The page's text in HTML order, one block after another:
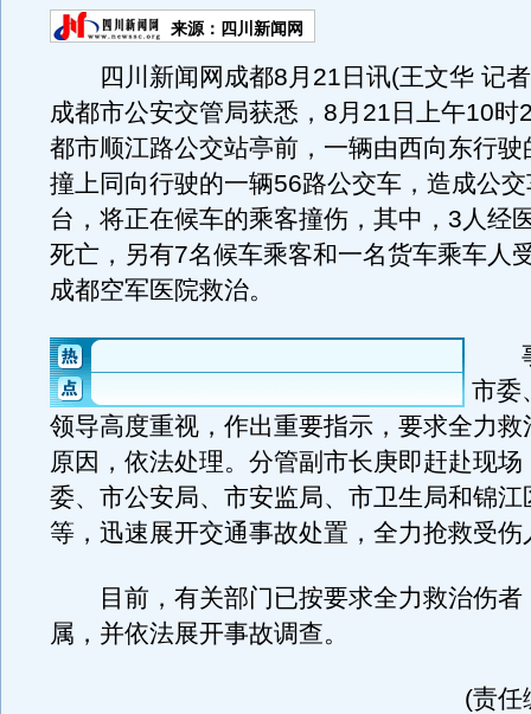
来源： 四川新闻网
四川新闻网成都8月21日讯(王文华 记者
成都市公安交管局获悉，8月21日上午10时
都市顺江路公交站亭前，一辆由西向东行驶
撞上同向行驶的一辆56路公交车，造成公
台，将正在候车的乘客撞伤，其中，3人经
死亡，另有7名候车乘客和一名货车乘车人
成都空军医院救治。
事
市委
领导高度重视，作出重要指示，要求全力救
原因，依法处理。分管副市长庚即赶赴现场
委、市公安局、市安监局、市卫生局和锦江
等，迅速展开交通事故处置，全力抢救受伤
目前，有关部门已按要求全力救治伤者
属，并依法展开事故调查。
(责任